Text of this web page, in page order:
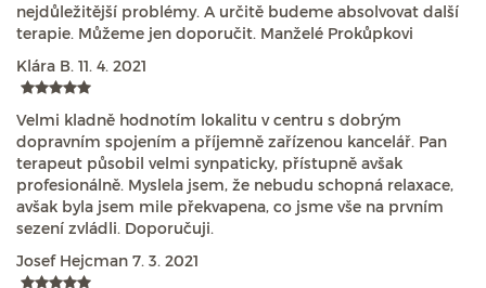
nejdůležitější problémy. A určitě budeme absolvovat další
terapie. Můžeme jen doporučit. Manželé Prokůpkovi
Klára B. 11. 4. 2021
Velmi kladně hodnotím lokalitu v centru s dobrým
dopravním spojením a příjemně zařízenou kancelář. Pan
terapeut působil velmi synpaticky, přístupně avšak
profesionálně. Myslela jsem, že nebudu schopná relaxace,
avšak byla jsem mile překvapena, co jsme vše na prvním
sezení zvládli. Doporučuji.
Josef Hejcman 7. 3. 2021